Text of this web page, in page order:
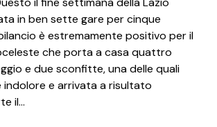
in ben sette gare per cinque
è estremamente positivo per il
che porta a casa quattro
e due sconfitte, una delle quali
e arrivata a risultato
il…